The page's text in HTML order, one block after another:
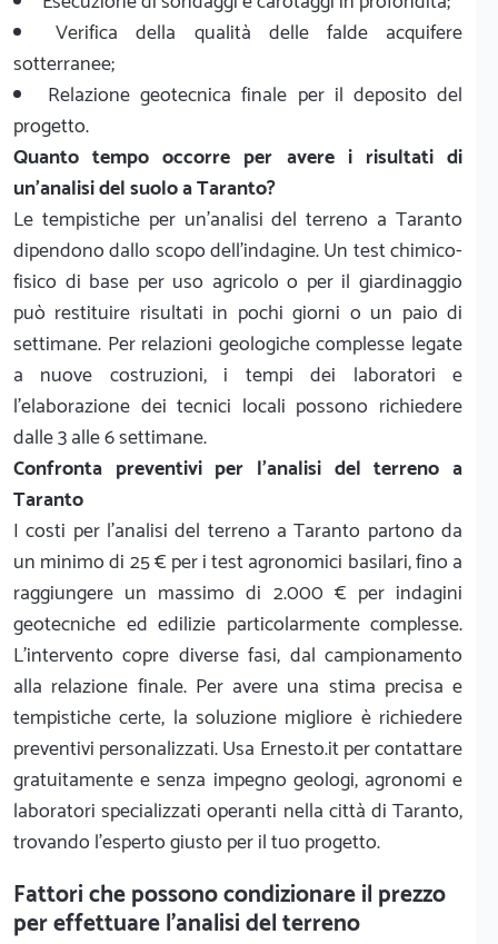
Verifica della qualità delle falde acquifere
sotterranee;
Relazione geotecnica finale per il deposito del
progetto.
Quanto tempo occorre per avere i risultati di
un'analisi del suolo a Taranto?
Le tempistiche per un'analisi del terreno a Taranto
dipendono dallo scopo dell'indagine. Un test chimico-
fisico di base per uso agricolo o per il giardinaggio
può restituire risultati in pochi giorni o un paio di
settimane. Per relazioni geologiche complesse legate
a nuove costruzioni, i tempi dei laboratori e
l'elaborazione dei tecnici locali possono richiedere
dalle 3 alle 6 settimane.
Confronta preventivi per l'analisi del terreno a
Taranto
I costi per l'analisi del terreno a Taranto partono da
un minimo di 25 € per i test agronomici basilari, fino a
raggiungere un massimo di 2.000 € per indagini
geotecniche ed edilizie particolarmente complesse.
L'intervento copre diverse fasi, dal campionamento
alla relazione finale. Per avere una stima precisa e
tempistiche certe, la soluzione migliore è richiedere
preventivi personalizzati. Usa Ernesto.it per contattare
gratuitamente e senza impegno geologi, agronomi e
laboratori specializzati operanti nella città di Taranto,
trovando l'esperto giusto per il tuo progetto.
Fattori che possono condizionare il prezzo
per effettuare l'analisi del terreno